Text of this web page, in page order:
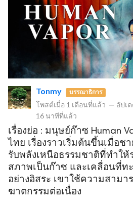
Tonmy บรรณาธิการ
โพสต์เมื่อ 1 เดือนที่แล้ว — อัปเ
16 นาทีที่แล้ว
เรื่องย่อ : มนุษย์ก๊าซ Human
ไทย เรื่องราวเริ่มต้นขึ้นเมื่อ
รับพลังเหนือธรรมชาติที่ทำให้
สภาพเป็นก๊าซ และเคลื่อนที่ท
อย่างอิสระ เขาใช้ความสามา
ฆาตกรรมต่อเนื่อง